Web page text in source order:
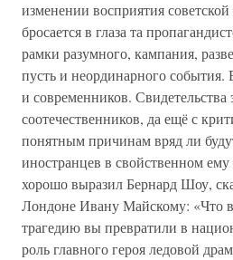
изменении восприятия
бросается в глаза та
рамки разумного, кампания,
пусть и неординарного события.
и современников.
соотечественников, да ещё с
понятным причинам вряд ли
иностранцев в свойственном
хорошо выразил Бернард Шоу,
Лондоне Ивану Майскому: «Что
трагедию вы превратили в
роль главного героя ледовой